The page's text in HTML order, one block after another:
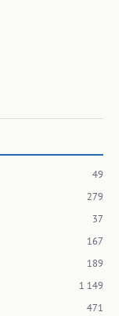
49
279
37
167
189
1 149
471